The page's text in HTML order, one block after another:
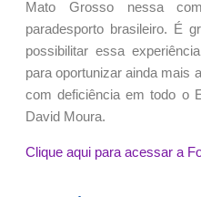
Mato Grosso nessa
paradesporto brasileiro. É
possibilitar essa
para oportunizar ainda mais
com deficiência em todo o
David Moura.
Clique aqui para acessar a